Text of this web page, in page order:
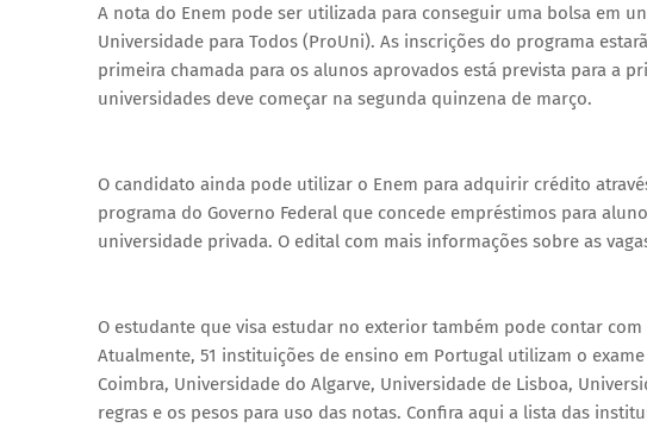
A nota do Enem pode ser utilizada para conseguir uma bolsa em
Universidade para Todos (ProUni). As inscrições do programa
primeira chamada para os alunos aprovados está prevista para a
universidades deve começar na segunda quinzena de março.
O candidato ainda pode utilizar o Enem para adquirir crédito
programa do Governo Federal que concede empréstimos para
universidade privada. O edital com mais informações sobre as
O estudante que visa estudar no exterior também pode contar
Atualmente, 51 instituições de ensino em Portugal utilizam o
Coimbra, Universidade do Algarve, Universidade de Lisboa,
regras e os pesos para uso das notas. Confira aqui a lista das